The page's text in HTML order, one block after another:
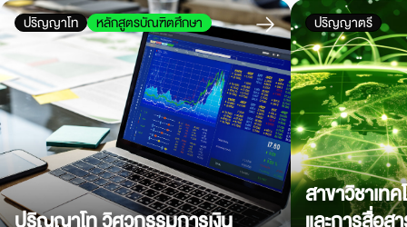
ปริญญาโท หลักสูตรบัณฑิตศึกษา ปริญญาตรี
สาขาวิชาเท